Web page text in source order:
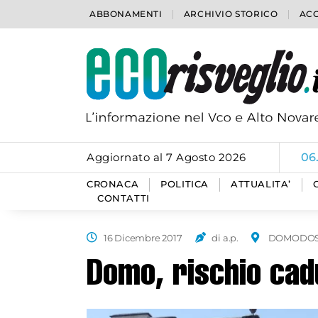
ABBONAMENTI ARCHIVIO STORICO
Aggiornato al 7 Agosto 2026
CRONACA POLITICA ATTUALITA’
CONTATTI
16 Dicembre 2017 di a.p.
Domo, rischio